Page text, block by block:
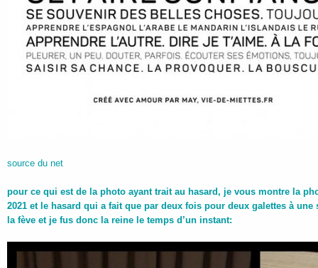
source du net
pour ce qui est de la photo ayant trait au hasard, je vous montre la
2021 et le hasard qui a fait que par deux fois pour deux galettes à une
la fève et je fus donc la reine le temps d’un instant: